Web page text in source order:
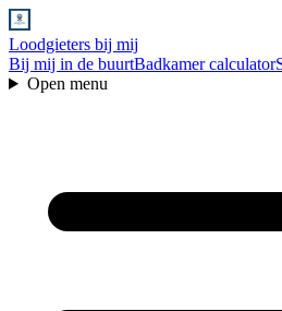
Loodgieters bij mij
Bij mij in de buurtBadkamer calculator
Open menu